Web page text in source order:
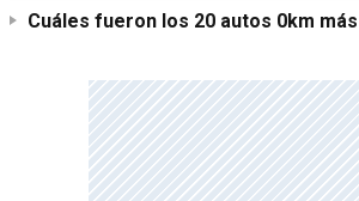
Cuáles fueron los 20 autos 0km